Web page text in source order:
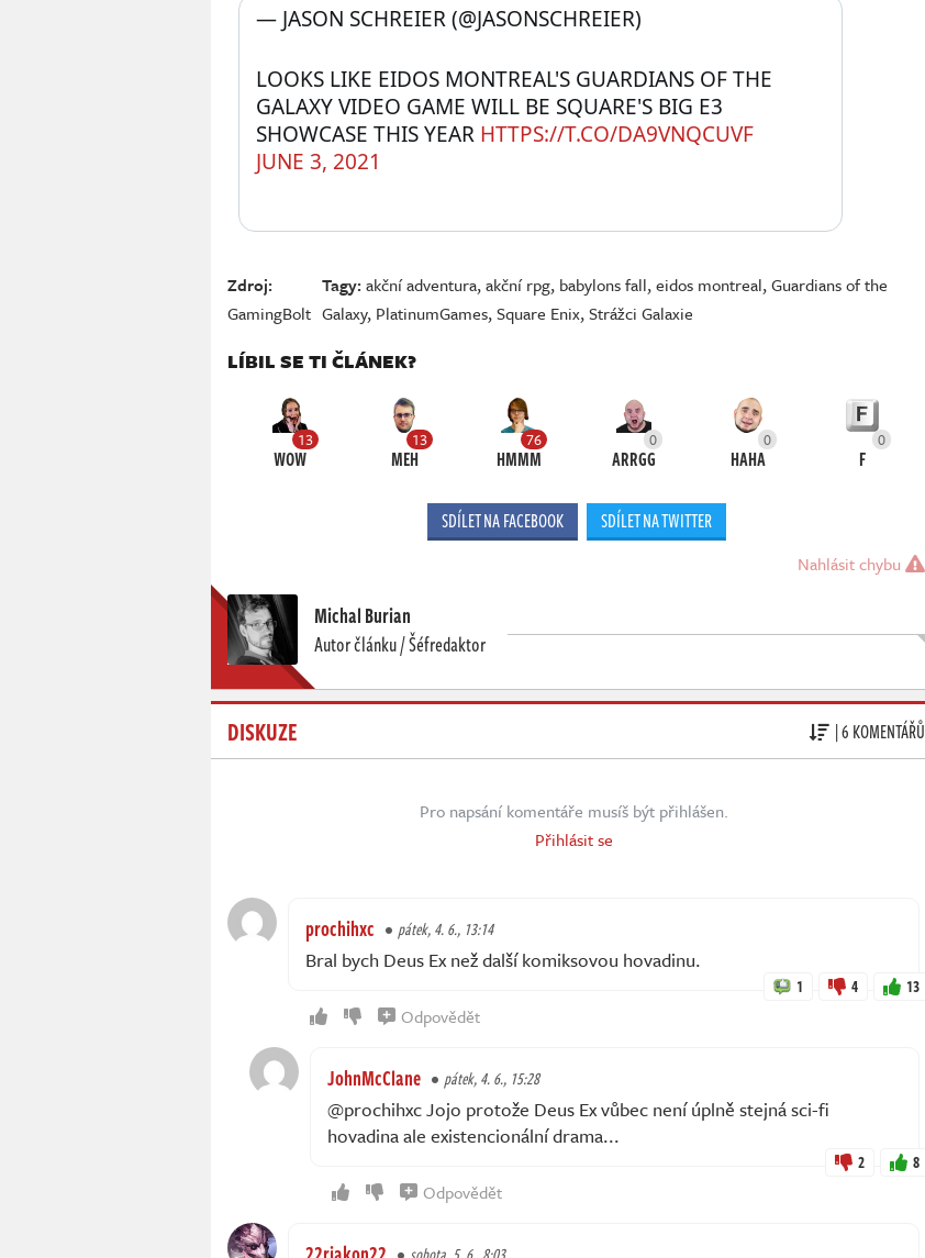
LOOKS LIKE EIDOS MONTREAL'S GUARDIANS OF THE
GALAXY VIDEO GAME WILL BE SQUARE'S BIG E3
SHOWCASE THIS YEAR HTTPS://T.CO/DA9VNQCUVF
— JASON SCHREIER (@JASONSCHREIER)
JUNE 3, 2021
Zdroj:
GamingBolt
Tagy:akční adventura,akční rpg, babylons fall,eidos montreal,Guardians of the
Galaxy, PlatinumGames,Square Enix,Strážci Galaxie
LÍBIL SE TI ČLÁNEK?
13
WOW
13
MEH
76
HMMM
0
ARRGG
0
HAHA
0
F
SDÍLET NA FACEBOOK SDÍLET NA TWITTER
Nahlásit chybu
Michal Burian
Autor článku / Šéfredaktor
DISKUZE | 6 KOMENTÁŘŮ
Pro napsání komentáře musíš být přihlášen.
Přihlásit se
prochihxc pátek, 4. 6., 13:14
Bral bych Deus Ex než další komiksovou hovadinu.
1 4 13
Odpovědět
JohnMcClane pátek, 4. 6., 15:28
@prochihxc Jojo protože Deus Ex vůbec není úplně stejná sci-fi
hovadina ale existencionální drama...
2 8
Odpovědět